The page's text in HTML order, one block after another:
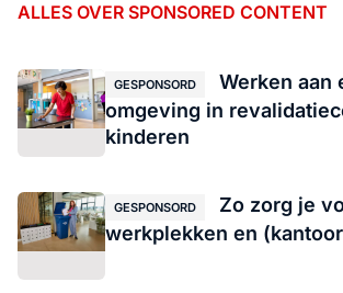
ALLES OVER SPONSORED CONTENT
GESPONSORD
Werken aan
omgeving in
kinderen
GESPONSORD
Zo zorg je
werkplekken en